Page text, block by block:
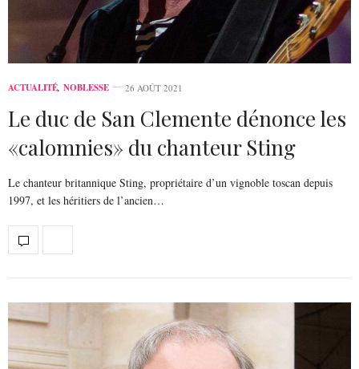
ACTUALITÉ, NOBLESSE 26 AOÛT 2021
Le duc de San Clemente dénonce les
«calomnies» du chanteur Sting
Le chanteur britannique Sting, propriétaire d’un vignoble toscan depuis
1997, et les héritiers de l’ancien…